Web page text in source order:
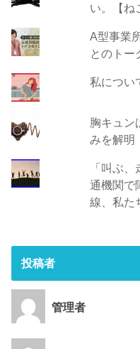
い。【ね
A型事業
とのトー
私につい
胸キュン
みを解明
「叫ぶ
通機関で
線、私た
投稿者
管理者